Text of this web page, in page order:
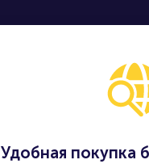
Удобная покупка